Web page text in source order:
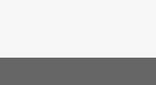
Personalentwicklung